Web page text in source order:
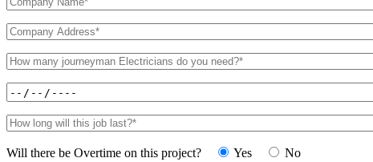
Will there be Overtime on this project? Yes
No